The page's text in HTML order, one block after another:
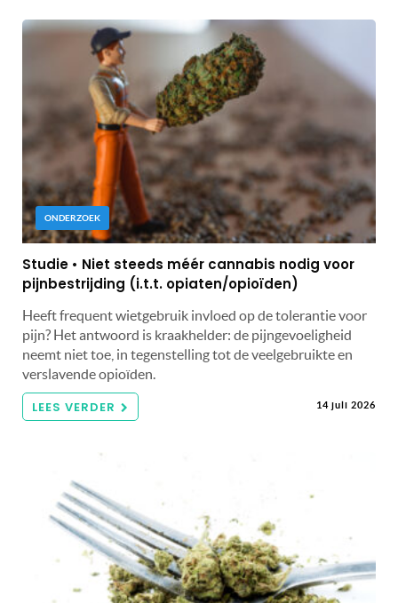
ONDERZOEK
Studie • Niet steeds méér cannabis nodig voor
pijnbestrijding (i.t.t. opiaten/opioïden)
Heeft frequent wietgebruik invloed op de tolerantie voor
pijn? Het antwoord is kraakhelder: de pijngevoeligheid
neemt niet toe, in tegenstelling tot de veelgebruikte en
verslavende opioïden.
LEES VERDER 14 juli 2026